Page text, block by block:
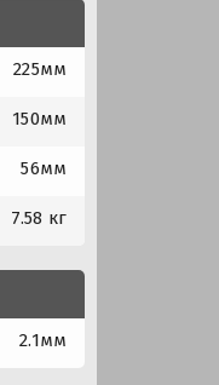
225мм
150мм
56мм
7.58 кг
2.1мм